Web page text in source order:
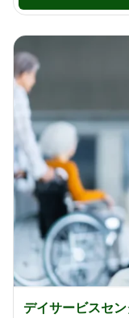
デイサービスセ